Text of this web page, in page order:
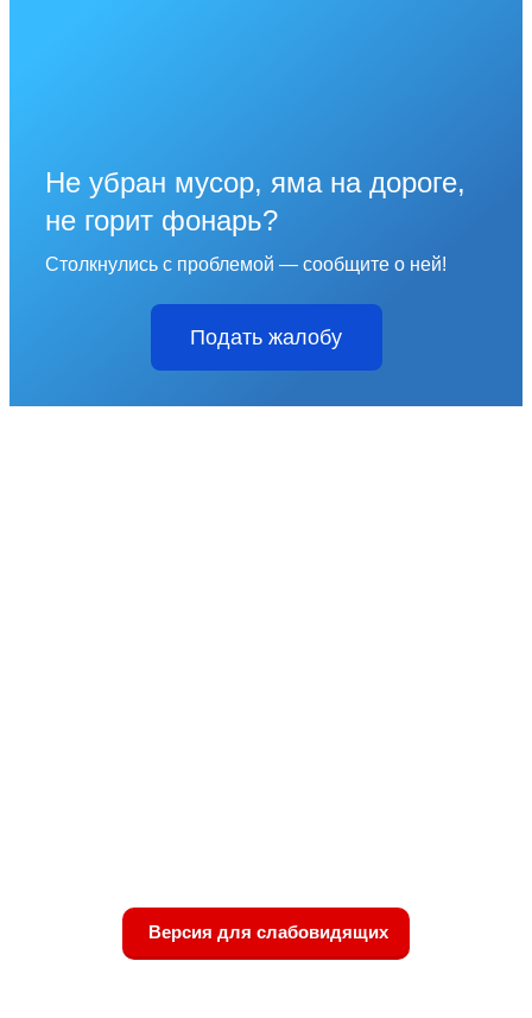
Не убран мусор, яма на дороге,
не горит фонарь?
Столкнулись с проблемой — сообщите о ней!
Подать жалобу
Версия для слабовидящих